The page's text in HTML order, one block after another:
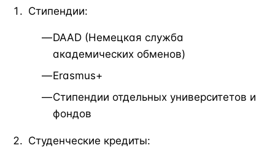
Стипендии:
DAAD (Немецкая служба
академических обменов)
Erasmus+
Стипендии отдельных университетов и
фондов
Студенческие кредиты: